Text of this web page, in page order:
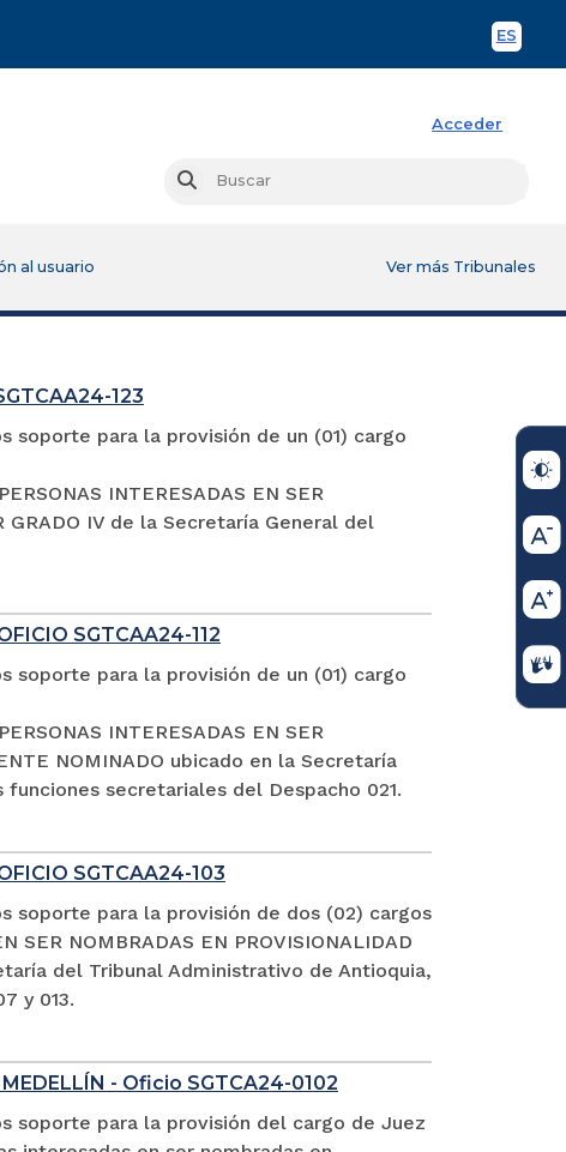
ES
Acceder
Buscar
al usuario Ver más Tribunales
123
soporte para la provisión de un (01) cargo
INTERESADAS EN SER
GRADO IV de la Secretaría General del
SGTCAA24-112
soporte para la provisión de un (01) cargo
INTERESADAS EN SER
NOMINADO ubicado en la Secretaría
secretariales del Despacho 021.
SGTCAA24-103
soporte para la provisión de dos (02) cargos
SER NOMBRADAS EN PROVISIONALIDAD
del Tribunal Administrativo de Antioquia,
y 013.
- Oficio SGTCA24-0102
soporte para la provisión del cargo de Juez